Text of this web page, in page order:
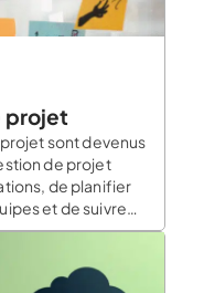
projet
sont devenus
de projet
de planifier
et de suivre
réel. Il aide à
la
[…]